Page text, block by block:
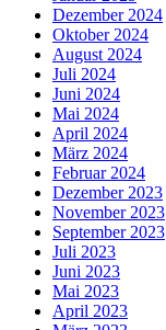
Dezember 2024
Oktober 2024
August 2024
Juli 2024
Juni 2024
Mai 2024
April 2024
März 2024
Februar 2024
Dezember 2023
November 2023
September 2023
Juli 2023
Juni 2023
Mai 2023
April 2023